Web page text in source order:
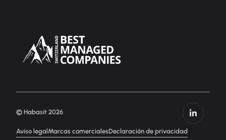
Aviso legalMarcas comercialesDeclaración de privacidad
© Habasit 2026